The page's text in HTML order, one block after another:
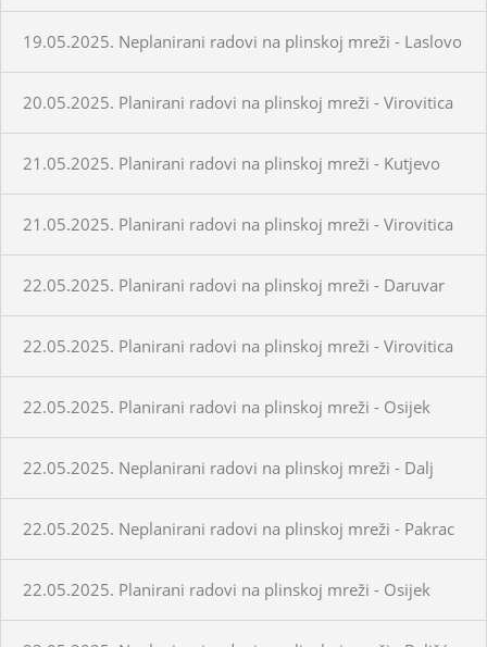
19.05.2025. Neplanirani radovi na plinskoj mreži - Laslovo
20.05.2025. Planirani radovi na plinskoj mreži - Virovitica
21.05.2025. Planirani radovi na plinskoj mreži - Kutjevo
21.05.2025. Planirani radovi na plinskoj mreži - Virovitica
22.05.2025. Planirani radovi na plinskoj mreži - Daruvar
22.05.2025. Planirani radovi na plinskoj mreži - Virovitica
22.05.2025. Planirani radovi na plinskoj mreži - Osijek
22.05.2025. Neplanirani radovi na plinskoj mreži - Dalj
22.05.2025. Neplanirani radovi na plinskoj mreži - Pakrac
22.05.2025. Planirani radovi na plinskoj mreži - Osijek